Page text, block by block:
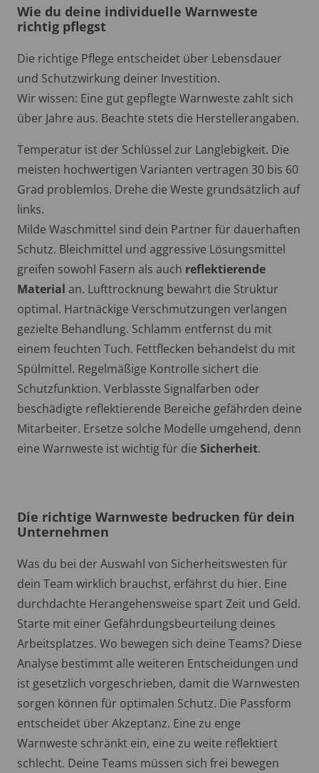
Wie du deine individuelle Warnweste
richtig pflegst
Die richtige Pflege entscheidet über Lebensdauer
und Schutzwirkung deiner Investition.
Wir wissen: Eine gut gepflegte Warnweste zahlt sich
über Jahre aus. Beachte stets die Herstellerangaben.
Temperatur ist der Schlüssel zur Langlebigkeit. Die
meisten hochwertigen Varianten vertragen 30 bis 60
Grad problemlos. Drehe die Weste grundsätzlich auf
links.
Milde Waschmittel sind dein Partner für dauerhaften
Schutz. Bleichmittel und aggressive Lösungsmittel
greifen sowohl Fasern als auch reflektierende
Material an. Lufttrocknung bewahrt die Struktur
optimal. Hartnäckige Verschmutzungen verlangen
gezielte Behandlung. Schlamm entfernst du mit
einem feuchten Tuch. Fettflecken behandelst du mit
Spülmittel. Regelmäßige Kontrolle sichert die
Schutzfunktion. Verblasste Signalfarben oder
beschädigte reflektierende Bereiche gefährden deine
Mitarbeiter. Ersetze solche Modelle umgehend, denn
eine Warnweste ist wichtig für die Sicherheit.
Die richtige Warnweste bedrucken für dein
Unternehmen
Was du bei der Auswahl von Sicherheitswesten für
dein Team wirklich brauchst, erfährst du hier. Eine
durchdachte Herangehensweise spart Zeit und Geld.
Starte mit einer Gefährdungsbeurteilung deines
Arbeitsplatzes. Wo bewegen sich deine Teams? Diese
Analyse bestimmt alle weiteren Entscheidungen und
ist gesetzlich vorgeschrieben, damit die Warnwesten
sorgen können für optimalen Schutz. Die Passform
entscheidet über Akzeptanz. Eine zu enge
Warnweste schränkt ein, eine zu weite reflektiert
schlecht. Deine Teams müssen sich frei bewegen